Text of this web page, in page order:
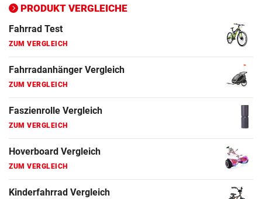
PRODUKT VERGLEICHE
ZUM VERGLEICH
Fahrrad Test
ZUM VERGLEICH
Fahrradanhänger Vergleich
ZUM VERGLEICH
Faszienrolle Vergleich
ZUM VERGLEICH
Hoverboard Vergleich
ZUM VERGLEICH
Kinderfahrrad Vergleich